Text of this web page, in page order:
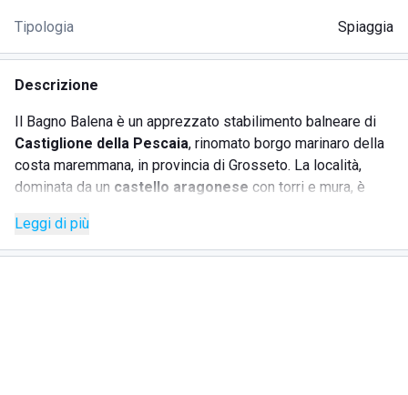
Tipologia Spiaggia
Descrizione
Il Bagno Balena è un apprezzato stabilimento balneare di
Castiglione della Pescaia, rinomato borgo marinaro della
costa maremmana, in provincia di Grosseto. La località,
dominata da un castello aragonese con torri e mura, è
delle sue spiagge e dalle numerose aree verdi che vanno
dalle pinete, fino alla profumatamacchia mediterraneae
Leggi di più